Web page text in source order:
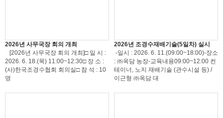
2026년 사무국장 회의 개최
[2026년 사무국장 회의 개최]□ 일 시 :
2026. 6. 18.(목) 11:00~12:30□ 장 소 :
(사)한국조경수협회 회의실□ 참 석 : 10
명
2026년 조경수재배기술(5일차) 실시
-일시 : 2026. 6. 11.(09:00~18:00)-장소
: ㈜옥담 농장-교육내용09:00~12:00 컨
테이너, 노지 재배기술 (관수시설 등) /
이근형 ㈜옥담 대